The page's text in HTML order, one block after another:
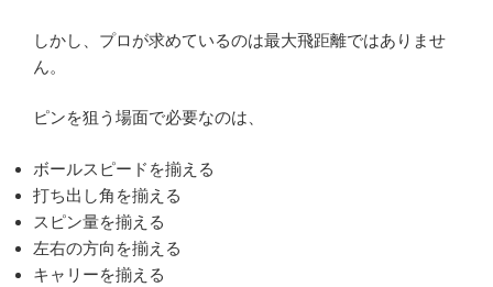
しかし、プロが求めているのは最大飛距離ではありませ
ん。
ピンを狙う場面で必要なのは、
ボールスピードを揃える
打ち出し角を揃える
スピン量を揃える
左右の方向を揃える
キャリーを揃える